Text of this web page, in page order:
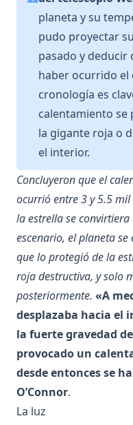
planeta y su
pudo proyectar
pasado y
haber ocurrido el
cronología es
calentamiento
la gigante roja o
el interior.
Concluyeron que el
ocurrió entre 3 y 5.5
la estrella se
escenario, el planeta
que lo protegió de la
roja destructiva, y solo
posteriormente. «A
desplazaba hacia el
la fuerte gravedad
provocado un
desde entonces se
O’Connor.
La luz